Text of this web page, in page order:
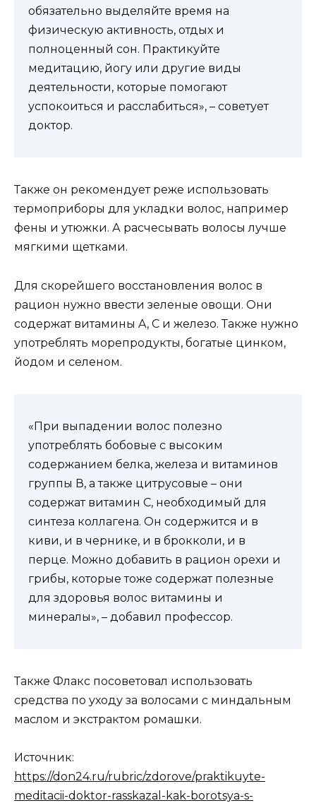
обязательно выделяйте время на
физическую активность, отдых и
полноценный сон. Практикуйте
медитацию, йогу или другие виды
деятельности, которые помогают
успокоиться и расслабиться», – советует
доктор.
Также он рекомендует реже использовать
термоприборы для укладки волос, например
фены и утюжки. А расчесывать волосы лучше
мягкими щетками.
Для скорейшего восстановления волос в
рацион нужно ввести зеленые овощи. Они
содержат витамины A, C и железо. Также нужно
употреблять морепродукты, богатые цинком,
йодом и селеном.
«При выпадении волос полезно
употреблять бобовые с высоким
содержанием белка, железа и витаминов
группы В, а также цитрусовые – они
содержат витамин С, необходимый для
синтеза коллагена. Он содержится и в
киви, и в чернике, и в брокколи, и в
перце. Можно добавить в рацион орехи и
грибы, которые тоже содержат полезные
для здоровья волос витамины и
минералы», – добавил профессор.
Также Флакс посоветовал использовать
средства по уходу за волосами с миндальным
маслом и экстрактом ромашки.
Источник:
https://don24.ru/rubric/zdorove/praktikuyte-
meditacii-doktor-rasskazal-kak-borotsya-s-